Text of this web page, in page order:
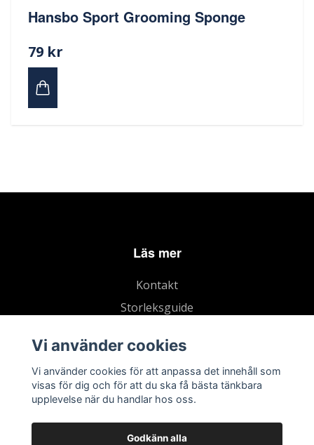
Hansbo Sport Grooming Sponge
79 kr
Läs mer
Kontakt
Storleksguide
Vi använder cookies
Vi använder cookies för att anpassa det innehåll som
visas för dig och för att du ska få bästa tänkbara
upplevelse när du handlar hos oss.
Godkänn alla